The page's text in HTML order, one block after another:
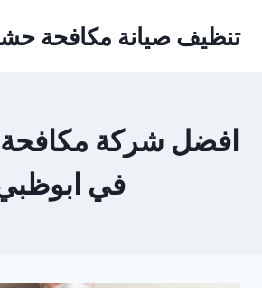
تنظيف صيانة مكافحة
افضل شركة
في